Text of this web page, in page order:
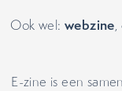
Ook wel:webzine,
E-zine is een